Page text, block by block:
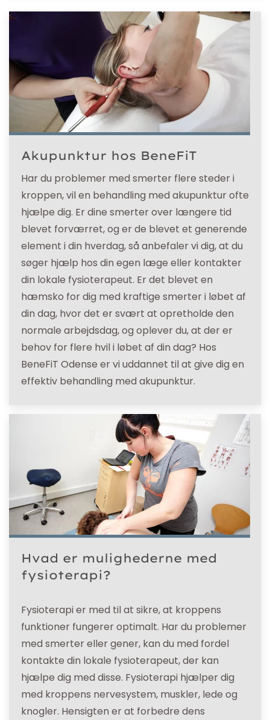
Akupunktur hos BeneFiT
Har du problemer med smerter flere steder i
kroppen, vil en behandling med akupunktur ofte
hjælpe dig. Er dine smerter over længere tid
blevet forværret, og er de blevet et generende
element i din hverdag, så anbefaler vi dig, at du
søger hjælp hos din egen læge eller kontakter
din lokale fysioterapeut. Er det blevet en
hæmsko for dig med kraftige smerter i løbet af
din dag, hvor det er svært at opretholde den
normale arbejdsdag, og oplever du, at der er
behov for flere hvil i løbet af din dag? Hos
BeneFiT Odense er vi uddannet til at give dig en
effektiv behandling med akupunktur.
Hvad er mulighederne med
fysioterapi?
Fysioterapi er med til at sikre, at kroppens
funktioner fungerer optimalt. Har du problemer
med smerter eller gener, kan du med fordel
kontakte din lokale fysioterapeut, der kan
hjælpe dig med disse. Fysioterapi hjælper dig
med kroppens nervesystem, muskler, lede og
knogler. Hensigten er at forbedre dens